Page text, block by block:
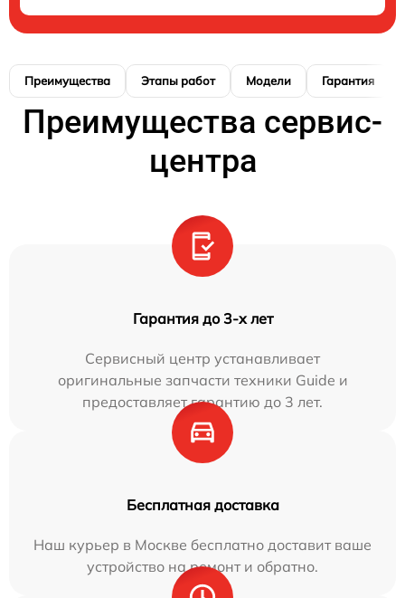
Преимущества Этапы работ Модели Гарантия
Преимущества сервис-
центра
Гарантия до 3-х лет
Сервисный центр устанавливает
оригинальные запчасти техники Guide и
предоставляет гарантию до 3 лет.
Бесплатная доставка
Наш курьер в Москве бесплатно доставит ваше
устройство на ремонт и обратно.